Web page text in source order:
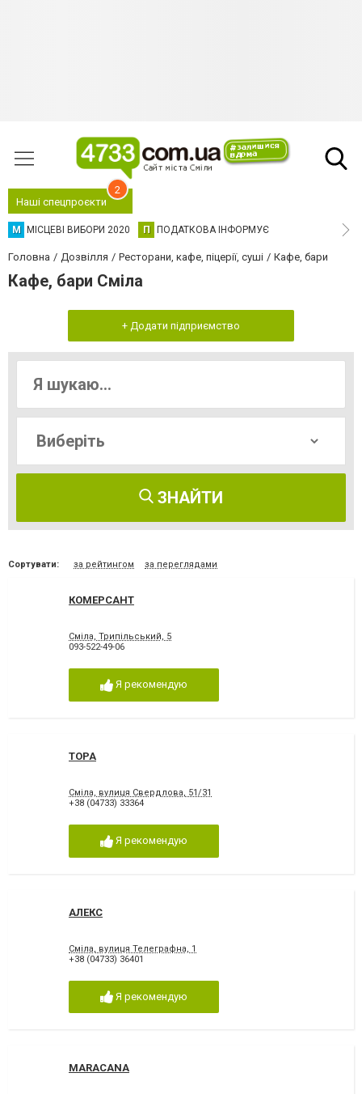
Наші спецпроєкти
2
М МІСЦЕВІ ВИБОРИ 2020 П ПОДАТКОВА ІНФОРМУЄ
Головна Дозвілля Ресторани, кафе, піцерії, суші Кафе, бари
Кафе, бари Сміла
+ Додати підприємство
ЗНАЙТИ
Сортувати: за рейтингом за переглядами
КОМЕРСАНТ
Сміла, Трипільський, 5
093-522-49-06
Я рекомендую
ТОРА
Сміла, вулиця Свердлова, 51/31
+38 (04733) 33364
Я рекомендую
АЛЕКС
Сміла, вулиця Телеграфна, 1
+38 (04733) 36401
Я рекомендую
MARACANA